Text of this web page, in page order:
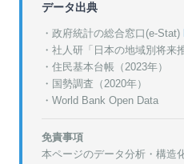
データ出典
・政府統計の総合窓口(e-Stat)
・ 社人研「日本の地域別将来
・ 住民基本台帳（2023年）
・ 国勢調査（2020年）
・World Bank Open Data
免責事項
本ページのデータ分析・構造